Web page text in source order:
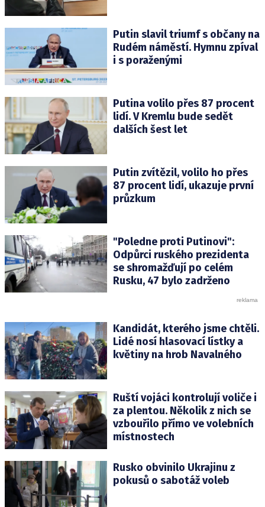
Putin slavil triumf s občany na
Rudém náměstí. Hymnu zpíval
i s poraženými
Putina volilo přes 87 procent
lidí. V Kremlu bude sedět
dalších šest let
Putin zvítězil, volilo ho přes
87 procent lidí, ukazuje první
průzkum
"Poledne proti Putinovi":
Odpůrci ruského prezidenta
se shromažďují po celém
Rusku, 47 bylo zadrženo
Kandidát, kterého jsme chtěli.
Lidé nosí hlasovací lístky a
květiny na hrob Navalného
Ruští vojáci kontrolují voliče i
za plentou. Několik z nich se
vzbouřilo přímo ve volebních
místnostech
Rusko obvinilo Ukrajinu z
pokusů o sabotáž voleb